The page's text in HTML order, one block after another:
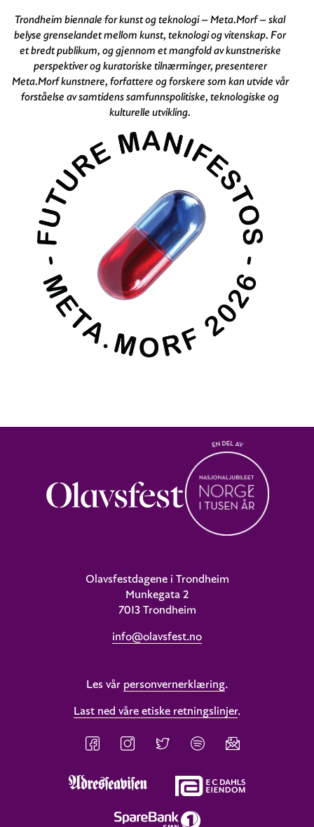
Trondheim biennale for kunst og teknologi – Meta.Morf – skal
belyse grenselandet mellom kunst, teknologi og vitenskap. For
et bredt publikum, og gjennom et mangfold av kunstneriske
perspektiver og kuratoriske tilnærminger, presenterer
Meta.Morf kunstnere, forfattere og forskere som kan utvide vår
forståelse av samtidens samfunnspolitiske, teknologiske og
kulturelle utvikling.
Olavsfestdagene i Trondheim
Munkegata 2
7013 Trondheim
info@olavsfest.no
Les vår personvernerklæring.
Last ned våre etiske retningslinjer.